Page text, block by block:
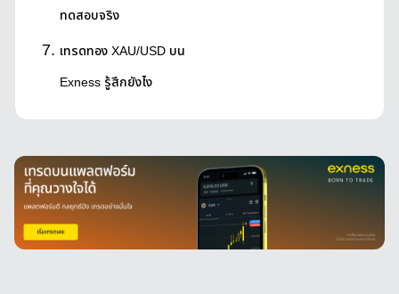
ทดสอบจริง
เทรดทอง XAU/USD บน
Exness รู้สึกยังไง